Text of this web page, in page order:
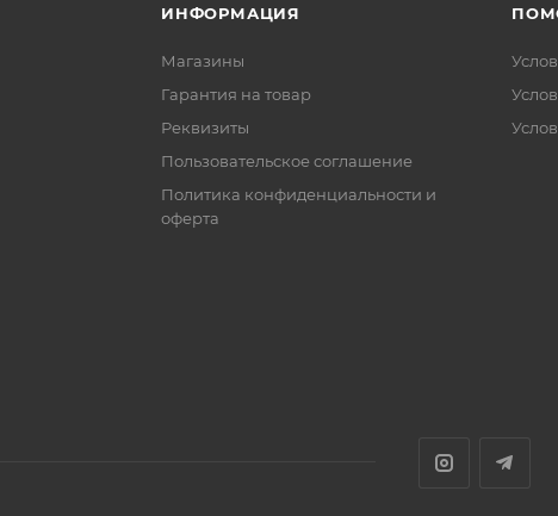
ИНФОРМАЦИЯ
Магазины
Гарантия на товар
Реквизиты
Пользовательское соглашение
Политика конфиденциальности и
оферта